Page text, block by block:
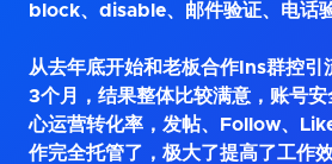
block、disable、邮件验证、电话
从去年底开始和老板合作Ins群控引
3个月，结果整体比较满意，账号
心运营转化率，发帖、Follow、
作完全托管了，极大了提高了工作